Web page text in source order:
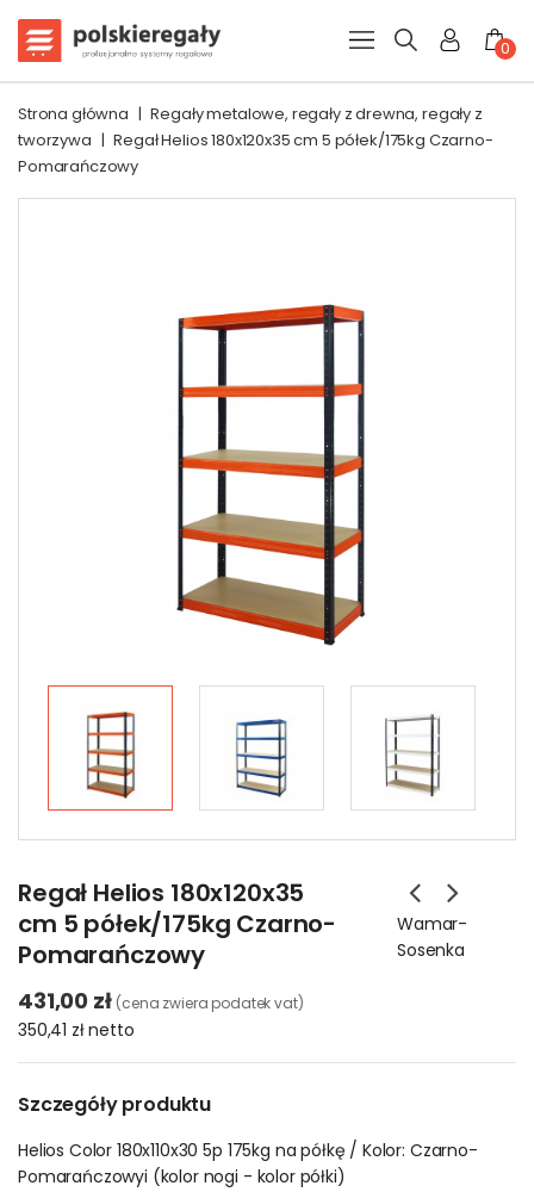
0
Strona główna | Regały metalowe, regały z drewna, regały z
tworzywa | Regał Helios 180x120x35 cm 5 półek/175kg Czarno-
Pomarańczowy
Regał Helios 180x120x35
cm 5 półek/175kg Czarno-
Pomarańczowy
Wamar-
Sosenka
431,00 zł (cena zwiera podatek vat)
350,41 złnetto
Szczegóły produktu
Helios Color 180x110x30 5p 175kg na półkę / Kolor: Czarno-
Pomarańczowyi (kolor nogi - kolor półki)